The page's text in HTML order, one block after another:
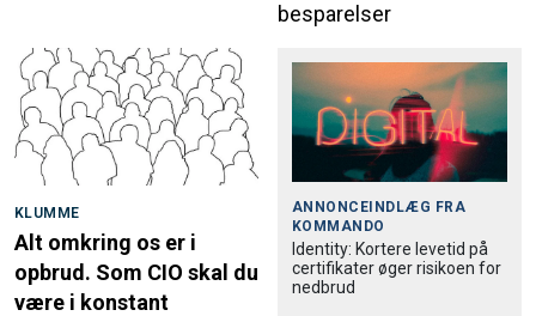
besparelser
KLUMME
Alt omkring os er i
opbrud. Som CIO skal du
være i konstant
ANNONCEINDLÆG FRA
KOMMANDO
Identity: Kortere levetid på
certifikater øger risikoen for
nedbrud